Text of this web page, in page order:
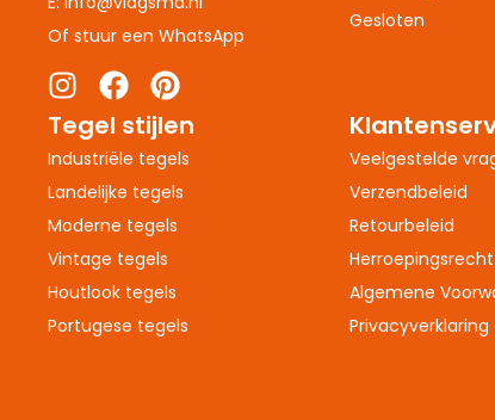
Of stuur een WhatsApp
Gesloten
Tegel stijlen
Industriële tegels
Landelijke tegels
Moderne tegels
Vintage tegels
Houtlook tegels
Portugese tegels
Veelgestelde
Verzendbeleid
Retourbeleid
Herroepingsrecht
Algemene
Privacyverklaring